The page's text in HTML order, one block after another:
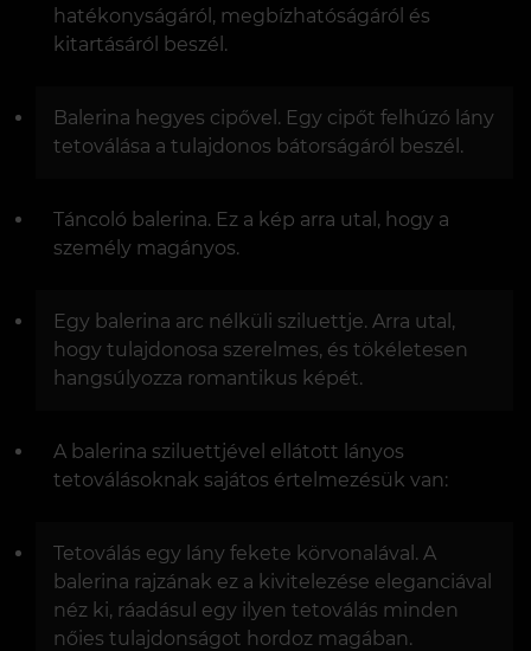
hatékonyságáról, megbízhatóságáról és
kitartásáról beszél.
Balerina hegyes cipővel. Egy cipőt felhúzó lány
tetoválása a tulajdonos bátorságáról beszél.
Táncoló balerina. Ez a kép arra utal, hogy a
személy magányos.
Egy balerina arc nélküli sziluettje. Arra utal,
hogy tulajdonosa szerelmes, és tökéletesen
hangsúlyozza romantikus képét.
A balerina sziluettjével ellátott lányos
tetoválásoknak sajátos értelmezésük van:
Tetoválás egy lány fekete körvonalával. A
balerina rajzának ez a kivitelezése eleganciával
néz ki, ráadásul egy ilyen tetoválás minden
nőies tulajdonságot hordoz magában.